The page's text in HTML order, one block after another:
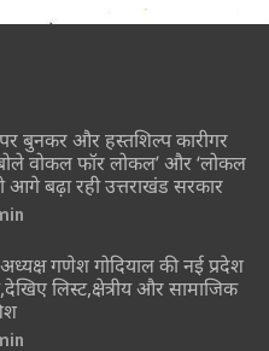
पर बुनकर और हस्तशिल्प कारीगर
वोकल फॉर लोकल’ और ‘लोकल
बढ़ा रही उत्तराखंड सरकार
गणेश गोदियाल की नई प्रदेश
लिस्ट,क्षेत्रीय और सामाजिक